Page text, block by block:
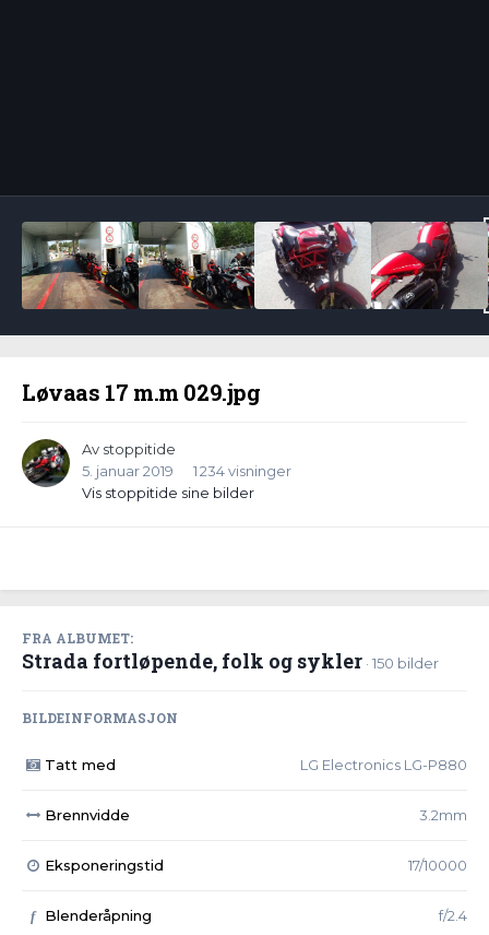
Løvaas 17 m.m 029.jpg
Av stoppitide
5. januar 2019
1 234 visninger
Vis stoppitide sine bilder
FRA ALBUMET:
Strada fortløpende, folk og sykler · 150 bilder
BILDEINFORMASJON
Tatt med LG Electronics LG-P880
Brennvidde 3.2mm
Eksponeringstid 17/10000
f Blenderåpning f/2.4